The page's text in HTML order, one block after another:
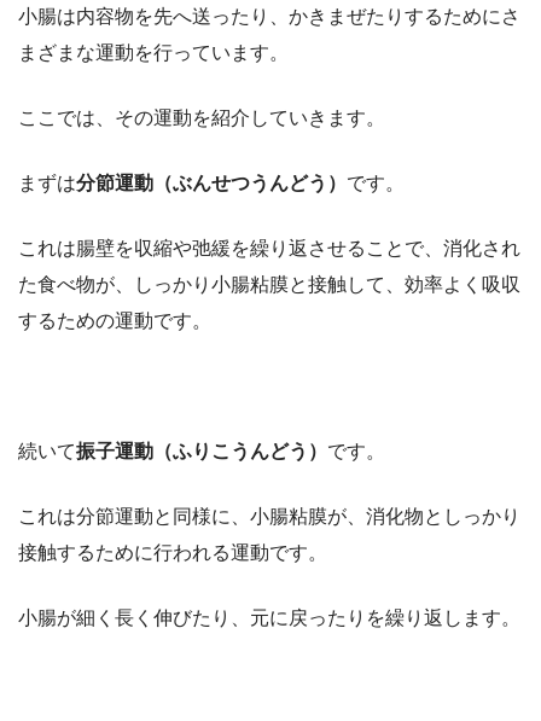
小腸は内容物を先へ送ったり、かきまぜたりするためにさ
まざまな運動を行っています。
ここでは、その運動を紹介していきます。
まずは分節運動（ぶんせつうんどう） です。
これは腸壁を収縮や弛緩を繰り返させることで、消化され
た食べ物が、しっかり小腸粘膜と接触して、効率よく吸収
するための運動です。
続いて振子運動（ふりこうんどう） です。
これは分節運動と同様に、小腸粘膜が、消化物としっかり
接触するために行われる運動です。
小腸が細く長く伸びたり、元に戻ったりを繰り返します。